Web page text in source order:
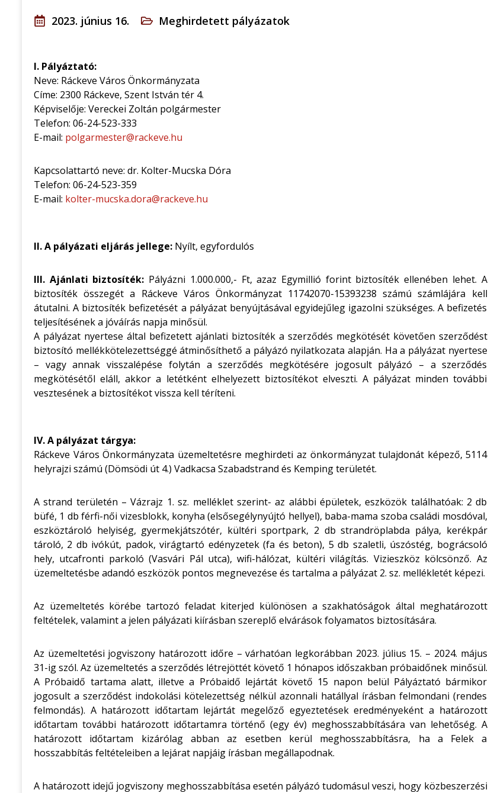
2023. június 16. Meghirdetett pályázatok
I. Pályáztató:
Neve: Ráckeve Város Önkormányzata
Címe: 2300 Ráckeve, Szent István tér 4.
Képviselője: Vereckei Zoltán polgármester
Telefon: 06-24-523-333
E-mail: polgarmester@rackeve.hu
Kapcsolattartó neve: dr. Kolter-Mucska Dóra
Telefon: 06-24-523-359
E-mail: kolter-mucska.dora@rackeve.hu
II. A pályázati eljárás jellege: Nyílt, egyfordulós
III. Ajánlati biztosíték: Pályázni 1.000.000,- Ft, azaz Egymillió forint biztosíték ellenében lehet. A
biztosíték összegét a Ráckeve Város Önkormányzat 11742070-15393238 számú számlájára kell
átutalni. A biztosíték befizetését a pályázat benyújtásával egyidejűleg igazolni szükséges. A befizetés
teljesítésének a jóváírás napja minősül.
A pályázat nyertese által befizetett ajánlati biztosíték a szerződés megkötését követően szerződést
biztosító mellékkötelezettséggé átminősíthető a pályázó nyilatkozata alapján. Ha a pályázat nyertese
– vagy annak visszalépése folytán a szerződés megkötésére jogosult pályázó – a szerződés
megkötésétől eláll, akkor a letétként elhelyezett biztosítékot elveszti. A pályázat minden további
vesztesének a biztosítékot vissza kell téríteni.
IV. A pályázat tárgya:
Ráckeve Város Önkormányzata üzemeltetésre meghirdeti az önkormányzat tulajdonát képező, 5114
helyrajzi számú (Dömsödi út 4.) Vadkacsa Szabadstrand és Kemping területét.
A strand területén – Vázrajz 1. sz. melléklet szerint- az alábbi épületek, eszközök találhatóak: 2 db
büfé, 1 db férfi-női vizesblokk, konyha (elsősegélynyújtó hellyel), baba-mama szoba családi mosdóval,
eszköztároló helyiség, gyermekjátszótér, kültéri sportpark, 2 db strandröplabda pálya, kerékpár
tároló, 2 db ivókút, padok, virágtartó edényzetek (fa és beton), 5 db szaletli, úszóstég, bográcsoló
hely, utcafronti parkoló (Vasvári Pál utca), wifi-hálózat, kültéri világítás. Vizieszköz kölcsönző. Az
üzemeltetésbe adandó eszközök pontos megnevezése és tartalma a pályázat 2. sz. mellékletét képezi.
Az üzemeltetés körébe tartozó feladat kiterjed különösen a szakhatóságok által meghatározott
feltételek, valamint a jelen pályázati kiírásban szereplő elvárások folyamatos biztosítására.
Az üzemeltetési jogviszony határozott időre – várhatóan legkorábban 2023. július 15. – 2024. május
31-ig szól. Az üzemeltetés a szerződés létrejöttét követő 1 hónapos időszakban próbaidőnek minősül.
A Próbaidő tartama alatt, illetve a Próbaidő lejártát követő 15 napon belül Pályáztató bármikor
jogosult a szerződést indokolási kötelezettség nélkül azonnali hatállyal írásban felmondani (rendes
felmondás). A határozott időtartam lejártát megelőző egyeztetések eredményeként a határozott
időtartam további határozott időtartamra történő (egy év) meghosszabbítására van lehetőség. A
határozott időtartam kizárólag abban az esetben kerül meghosszabbításra, ha a Felek a
hosszabbítás feltételeiben a lejárat napjáig írásban megállapodnak.
A határozott idejű jogviszony meghosszabbítása esetén pályázó tudomásul veszi, hogy közbeszerzési